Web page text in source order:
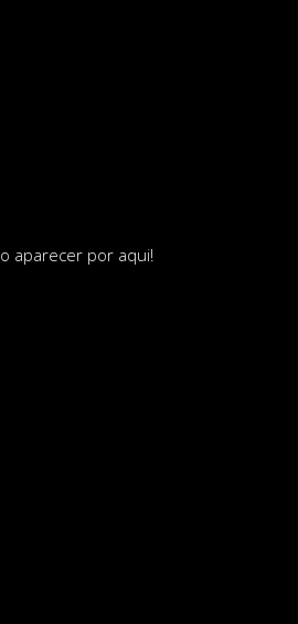
aparecer por aqui!